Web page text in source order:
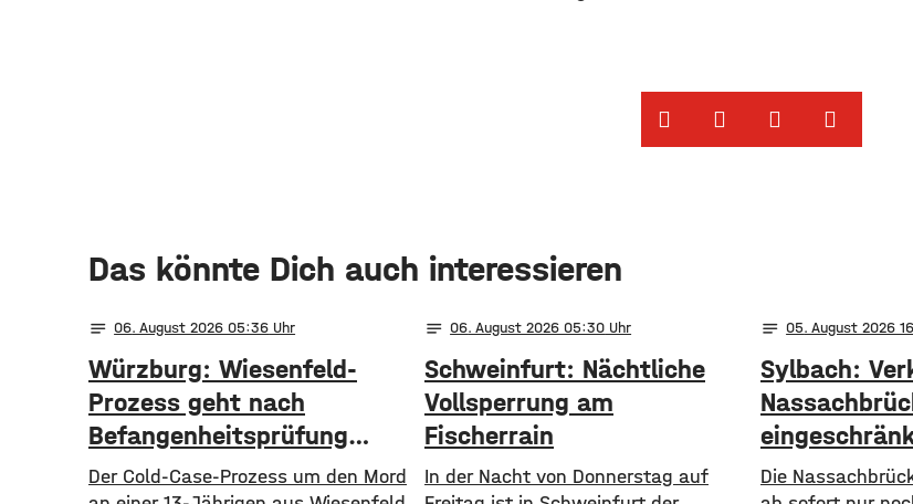
Das könnte Dich auch interessieren
notes 06. August 2026 05:36
Würzburg: Wiesenfeld-
Prozess geht nach
Befangenheitsprüfung
weiter
Der Cold-Case-Prozess um den Mord
notes 06. August 2026 05:30
Schweinfurt: Nächtliche
Vollsperrung am
Fischerrain
In der Nacht von Donnerstag auf
notes 05. August 2026
Sylbach:
Die